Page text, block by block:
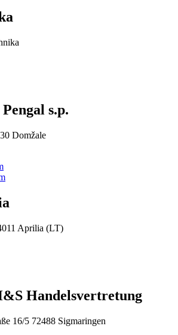
s.p.
Domžale
Aprilia (LT)
Handelsvertretung
16/5 72488 Sigmaringen